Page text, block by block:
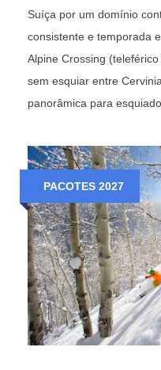
Suíça por um domínio
consistente e temporada
Alpine Crossing
sem esquiar entre
panorâmica para
PACOTES 2027